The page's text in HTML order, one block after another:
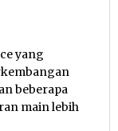
yang
beberapa
main lebih